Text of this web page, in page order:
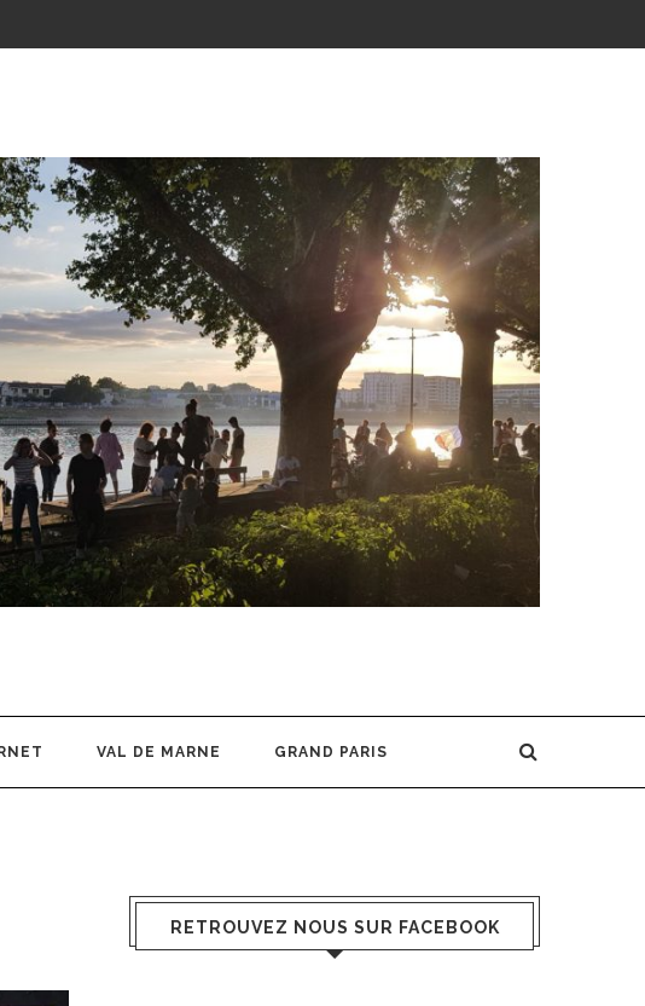
VAL DE MARNE GRAND PARIS
RETROUVEZ NOUS SUR FACEBOOK